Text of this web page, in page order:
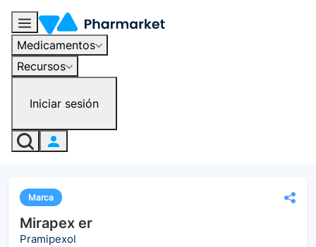
Medicamentos
Recursos
Iniciar sesión
Marca
Mirapex er
Pramipexol